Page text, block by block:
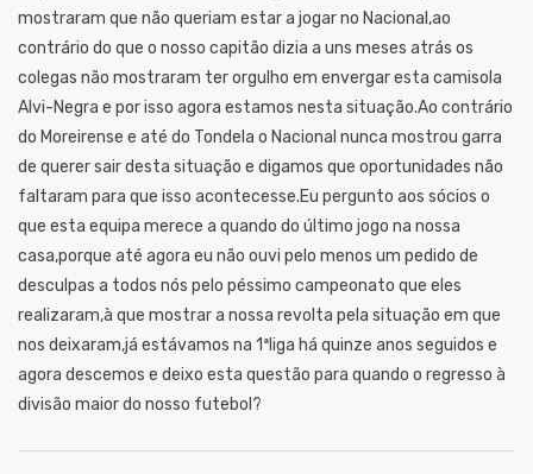
mostraram que não queriam estar a jogar no Nacional,ao
contrário do que o nosso capitão dizia a uns meses atrás os
colegas não mostraram ter orgulho em envergar esta camisola
Alvi-Negra e por isso agora estamos nesta situação.Ao contrário
do Moreirense e até do Tondela o Nacional nunca mostrou garra
de querer sair desta situação e digamos que oportunidades não
faltaram para que isso acontecesse.Eu pergunto aos sócios o
que esta equipa merece a quando do último jogo na nossa
casa,porque até agora eu não ouvi pelo menos um pedido de
desculpas a todos nós pelo péssimo campeonato que eles
realizaram,à que mostrar a nossa revolta pela situação em que
nos deixaram,já estávamos na 1ªliga há quinze anos seguidos e
agora descemos e deixo esta questão para quando o regresso à
divisão maior do nosso futebol?